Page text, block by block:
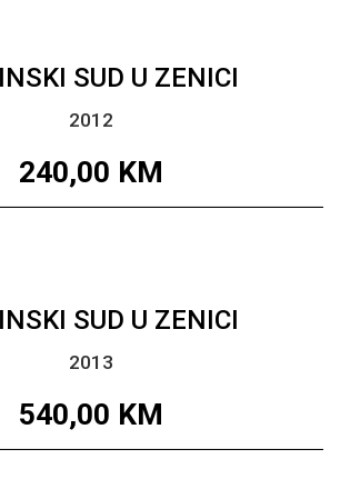
SUD U ZENICI
2012
240,00 KM
SUD U ZENICI
2013
540,00 KM